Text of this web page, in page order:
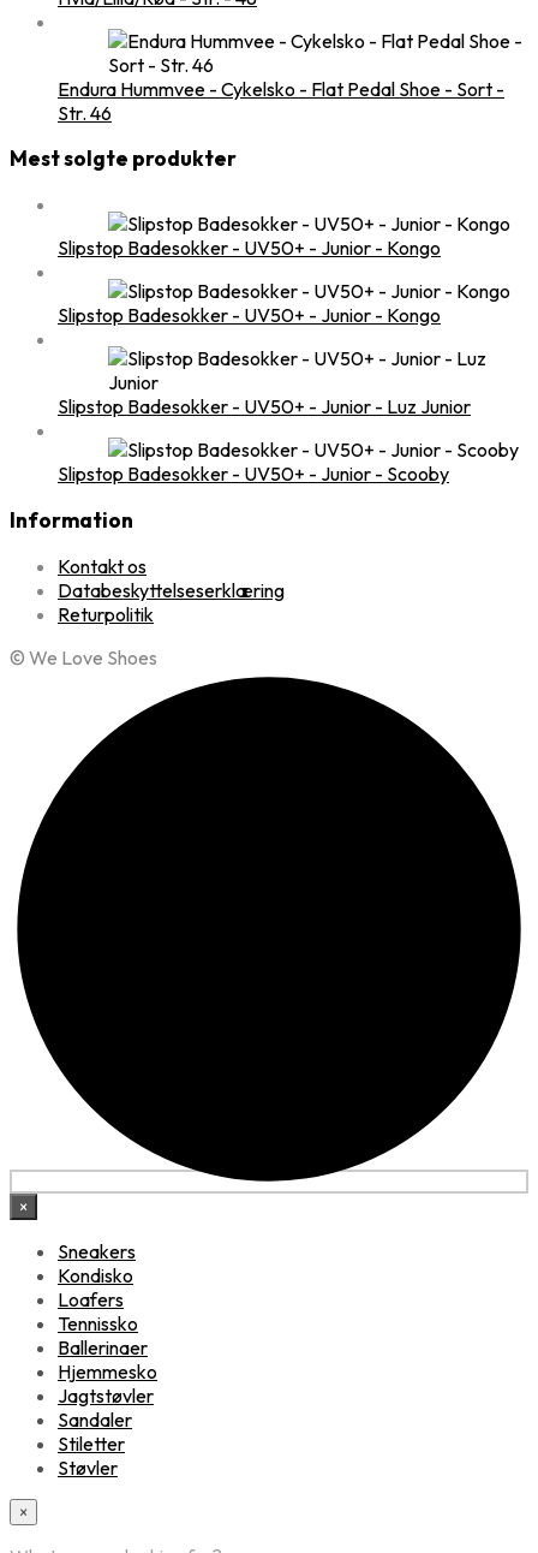
Endura Hummvee - Cykelsko - Flat Pedal Shoe - Sort -
Str. 46
Mest solgte produkter
Slipstop Badesokker - UV50+ - Junior - Kongo
Slipstop Badesokker - UV50+ - Junior - Kongo
Slipstop Badesokker - UV50+ - Junior - Luz Junior
Slipstop Badesokker - UV50+ - Junior - Scooby
Information
Kontakt os
Databeskyttelseserklæring
Returpolitik
© We Love Shoes
×
Sneakers
Kondisko
Loafers
Tennissko
Ballerinaer
Hjemmesko
Jagtstøvler
Sandaler
Stiletter
Støvler
×